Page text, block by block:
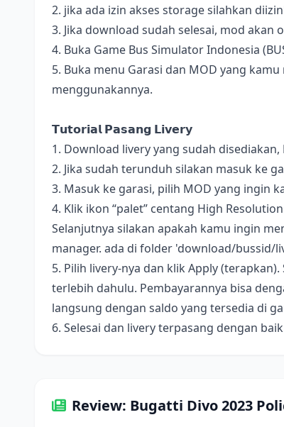
2. jika ada izin akses storage silahkan
3. Jika download sudah selesai, mod akan
4. Buka Game Bus Simulator Indonesia
5. Buka menu Garasi dan MOD yang
menggunakannya.
𝗧𝘂𝘁𝗼𝗿𝗶𝗮𝗹 𝗣𝗮𝘀𝗮𝗻𝗴 𝗟𝗶𝘃𝗲𝗿𝘆
1. Download livery yang sudah disediakan,
2. Jika sudah terunduh silakan masuk ke
3. Masuk ke garasi, pilih MOD yang ingin
4. Klik ikon “palet” centang High
Selanjutnya silakan apakah kamu ingin
manager. ada di folder 'download/bussid/
5. Pilih livery-nya dan klik Apply
terlebih dahulu. Pembayarannya bisa
langsung dengan saldo yang tersedia di
6. Selesai dan livery terpasang dengan
Review: Bugatti Divo 2023